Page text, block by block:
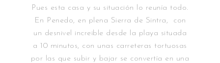
Pues esta casa y su situación lo reunía todo.
En Penedo, en plena Sierra de Sintra, con
un desnivel increible desde la playa situada
a 10 minutos, con unas carreteras tortuosas
por las que subir y bajar se convertía en una